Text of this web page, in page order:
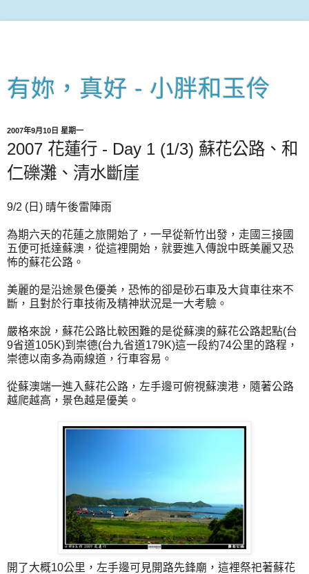
有妳，真好 - 小胖和玉伶
2007年9月10日 星期一
2007 花蓮行 - Day 1 (1/3) 蘇花公路、和
仁礫灘、清水斷崖
9/2 (日) 晴午後雷陣雨
為期六天的花蓮之旅開始了，一早從新竹出發，走國三接國
五便可抵達蘇澳，從這裡開始，就要進入傳說中既美麗又恐
怖的蘇花公路。
美麗的是沿途景色優美，恐怖的卻是砂石車及大貨車往來不
斷，且對於行車技術及精神狀況是一大考驗。
嚴格來說，蘇花公路比較困難的是從蘇澳的蘇花公路起點(台
9省道105K)到崇德(台九省道179K)這一段約74公里的路程，
崇德以南多為兩線道，行車容易。
從蘇澳端一進入蘇花公路，左手邊可俯視蘇澳港，隨著公路
越爬越高，景色越是優美。
開了大概10公里，左手邊可見開路先鋒廟，這裡祭祀著蘇花